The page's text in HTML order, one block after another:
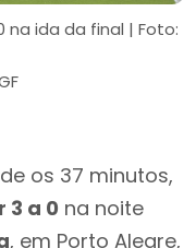
na ida da final | Foto:
os 37 minutos,
3 a 0 na noite
, em Porto Alegre,